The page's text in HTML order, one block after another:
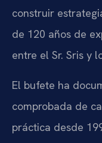
construir
de 120 años de
entre el Sr. Sris y
El bufete ha
comprobada de
práctica desde